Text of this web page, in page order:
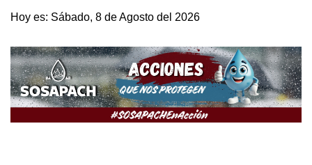
Hoy es: Sábado, 8 de Agosto del 2026